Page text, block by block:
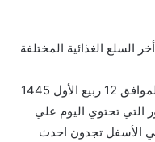
الغذائية المختلفة
عروض كارفور الأسبوعية 27/9/2023 الموافق 12 ربيع الأول 1445
تحتوي اليوم علي
الأسفل تجدون احدث